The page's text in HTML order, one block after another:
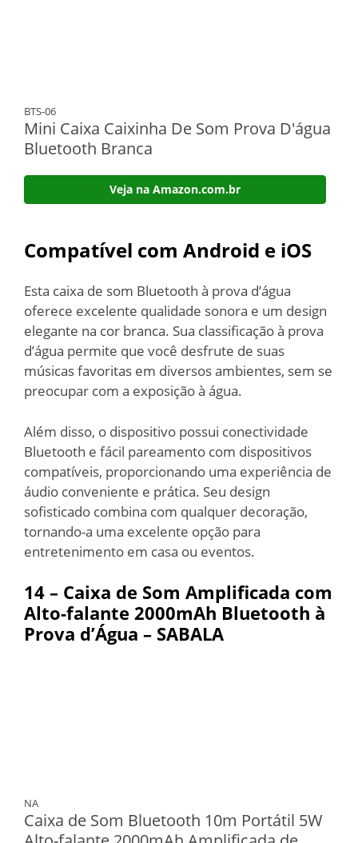
BTS-06
Mini Caixa Caixinha De Som Prova D'água
Bluetooth Branca
Veja na Amazon.com.br
Compatível com Android e iOS
Esta caixa de som Bluetooth à prova d’água
oferece excelente qualidade sonora e um design
elegante na cor branca. Sua classificação à prova
d’água permite que você desfrute de suas
músicas favoritas em diversos ambientes, sem se
preocupar com a exposição à água.
Além disso, o dispositivo possui conectividade
Bluetooth e fácil pareamento com dispositivos
compatíveis, proporcionando uma experiência de
áudio conveniente e prática. Seu design
sofisticado combina com qualquer decoração,
tornando-a uma excelente opção para
entretenimento em casa ou eventos.
14 – Caixa de Som Amplificada com
Alto-falante 2000mAh Bluetooth à
Prova d’Água – SABALA
NA
Caixa de Som Bluetooth 10m Portátil 5W